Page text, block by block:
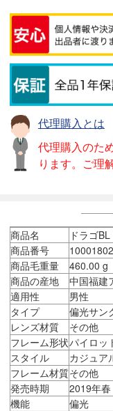
代理購入とは
代理購入のた
ります。ご理
商品名
ドラゴ
商品番号
商品毛重量
460.00 g
商品の産地
中国福建
適用性
男性
タイプ
偏光サン
レンズ材質
その他
フレーム形状パイロッ
スタイル
カジュア
フレーム材質その他
発売時期
2019年春
機能
偏光